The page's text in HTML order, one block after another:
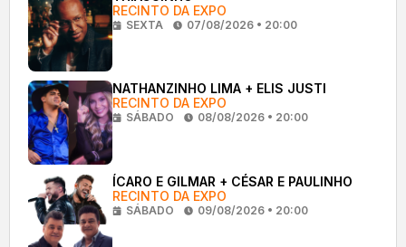
RECINTO DA EXPO
SEXTA 07/08/2026 • 20:00
NATHANZINHO LIMA + ELIS JUSTI
RECINTO DA EXPO
SÁBADO 08/08/2026 • 20:00
ÍCARO E GILMAR + CÉSAR E PAULINHO
RECINTO DA EXPO
SÁBADO 09/08/2026 • 20:00